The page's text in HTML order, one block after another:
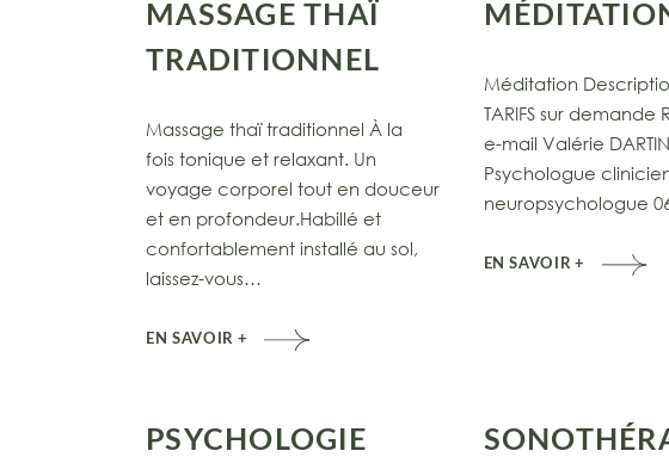
MASSAGE THAÏ
TRADITIONNEL
Massage thaï traditionnel À la
fois tonique et relaxant. Un
voyage corporel tout en douceur
et en profondeur.Habillé et
confortablement installé au sol,
laissez-vous…
EN SAVOIR +
Méditation
TARIFS sur demande
e-mail Valérie
Psychologue
neuropsychologue
EN SAVOIR +
PSYCHOLOGIE